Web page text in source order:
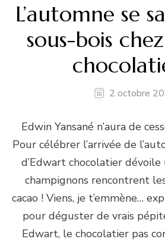
L’automne se
sous-bois
2 octobre
Edwin Yansané n’aura de
Pour célébrer l’arrivée de
d’Edwart chocolatier
champignons rencontrent
cacao ! Viens, je t’emmène…
pour déguster de vrais
Edwart, le chocolatier pas